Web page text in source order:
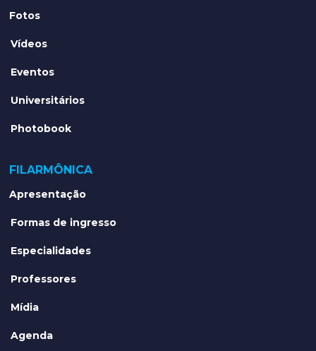
Fotos
Vídeos
Eventos
Universitários
Photobook
FILARMÔNICA
Apresentação
Formas de ingresso
Especialidades
Professores
Mídia
Agenda